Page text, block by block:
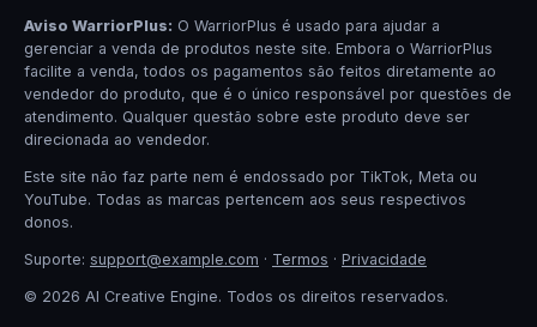
Aviso WarriorPlus: O WarriorPlus é usado para ajudar a
gerenciar a venda de produtos neste site. Embora o WarriorPlus
facilite a venda, todos os pagamentos são feitos diretamente ao
vendedor do produto, que é o único responsável por questões de
atendimento. Qualquer questão sobre este produto deve ser
direcionada ao vendedor.
Este site não faz parte nem é endossado por TikTok, Meta ou
YouTube. Todas as marcas pertencem aos seus respectivos
donos.
Suporte: support@example.com · Termos · Privacidade
© 2026 AI Creative Engine. Todos os direitos reservados.